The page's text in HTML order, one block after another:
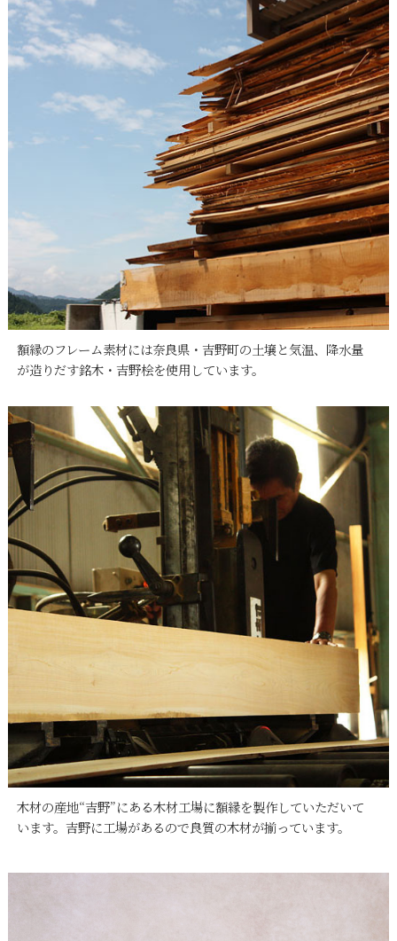
額縁のフレーム素材には奈良県・吉野町の土壌と気温、降水量
が造りだす銘木・吉野桧を使用しています。
木材の産地“吉野”にある木材工場に額縁を製作していただいて
います。吉野に工場があるので良質の木材が揃っています。